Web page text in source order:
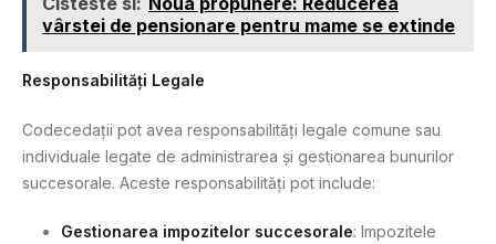
vârstei de pensionare pentru mame se extinde
Responsabilități Legale
Codecedații pot avea responsabilități legale comune sau
individuale legate de administrarea și gestionarea bunurilor
succesorale. Aceste responsabilități pot include:
Gestionarea impozitelor succesorale: Impozitele